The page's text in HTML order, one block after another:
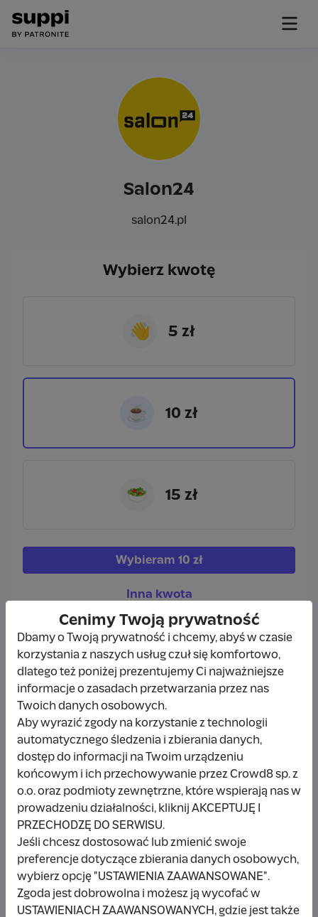
Salon24
salon24.pl
Wybierz kwotę
👋 5 zł
☕ 10 zł
🥗 15 zł
Wybieram 10 zł
Inna kwota
Udostępnij Zgłoś
Wpłacający/a
Wpłata anonimowa
10 zł miesiąc temu
Damianbloque Wordpress
Cenimy Twoją prywatność
Dbamy o Twoją prywatność i chcemy, abyś w czasie
korzystania z naszych usług czuł się komfortowo,
dlatego też poniżej prezentujemy Ci najważniejsze
informacje o zasadach przetwarzania przez nas
Twoich danych osobowych.
Aby wyrazić zgody na korzystanie z technologii
automatycznego śledzenia i zbierania danych,
dostęp do informacji na Twoim urządzeniu
końcowym i ich przechowywanie przez Crowd8 sp. z
o.o. oraz podmioty zewnętrzne, które wspierają nas w
prowadzeniu działalności, kliknij AKCEPTUJĘ I
PRZECHODZĘ DO SERWISU.
Jeśli chcesz dostosować lub zmienić swoje
preferencje dotyczące zbierania danych osobowych,
wybierz opcję "USTAWIENIA ZAAWANSOWANE".
Zgoda jest dobrowolna i możesz ją wycofać w
USTAWIENIACH ZAAWANSOWANYCH, gdzie jest także